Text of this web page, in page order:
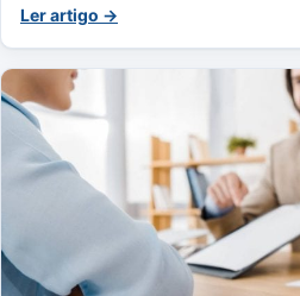
Ler artigo →